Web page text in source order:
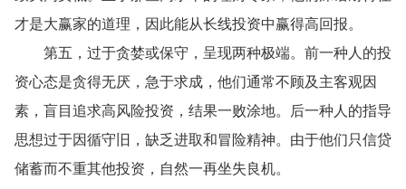
才是大赢家的道理，因此能从长线投资中赢得高回报。
第五，过于贪婪或保守，呈现两种极端。前一种人的投
资心态是贪得无厌，急于求成，他们通常不顾及主客观因
素，盲目追求高风险投资，结果一败涂地。后一种人的指导
思想过于因循守旧，缺乏进取和冒险精神。由于他们只信贷
储蓄而不重其他投资，自然一再坐失良机。